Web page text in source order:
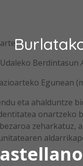
Berdintasun
Egunean
eta ahalduntze
onartzeko
zeharkatuz,